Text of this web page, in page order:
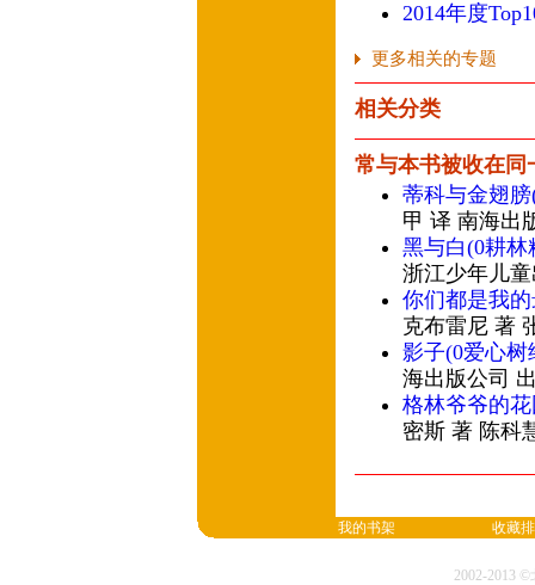
2014年度
更多相关的专题
相关分类
常与本书被收在同
蒂科与金翅
甲 译 南海出
黑与白(0耕林
浙江少年儿
你们都是我
克布雷尼 著
影子(0爱心树
海出版公司
格林爷爷的
密斯 著 陈科
我的书架 收藏
2002-2013